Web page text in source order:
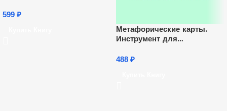
сберечь мыслетопливо
599 ₽
Метафорические карты.
Инструмент для
488 ₽